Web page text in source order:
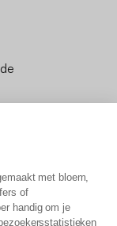
met bloem,
of
handig om je